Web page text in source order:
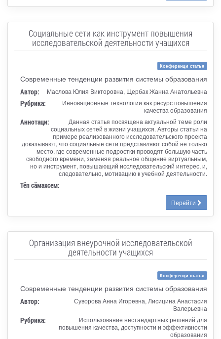
Социальные сети как инструмент повышения
исследовательской деятельности учащихся
Конференци статья
Современные тенденции развития системы образования
Автор: Маслова Юлия Викторовна, Щербак Жанна Анатольевна
Рубрика:
Инновационные технологии как ресурс повышения
качества образования
Аннотаци:
Данная статья посвящена актуальной теме роли
социальных сетей в жизни учащихся. Авторы статьи на
примере реализованного исследовательского проекта
доказывают, что социальные сети представляют собой не только
место, где современные подростки проводят большую часть
свободного времени, заменяя реальное общение виртуальным,
но и инструмент, повышающий исследовательский интерес, и,
следовательно, мотивацию к учебной деятельности.
Тӗп сӑмахсем:
Перейти
Организация внеурочной исследовательской
деятельности учащихся
Конференци статья
Современные тенденции развития системы образования
Автор:
Суворова Анна Игоревна, Лисицина Анастасия
Валерьевна
Рубрика:
Использование нестандартных решений для
повышения качества, доступности и эффективности
образования